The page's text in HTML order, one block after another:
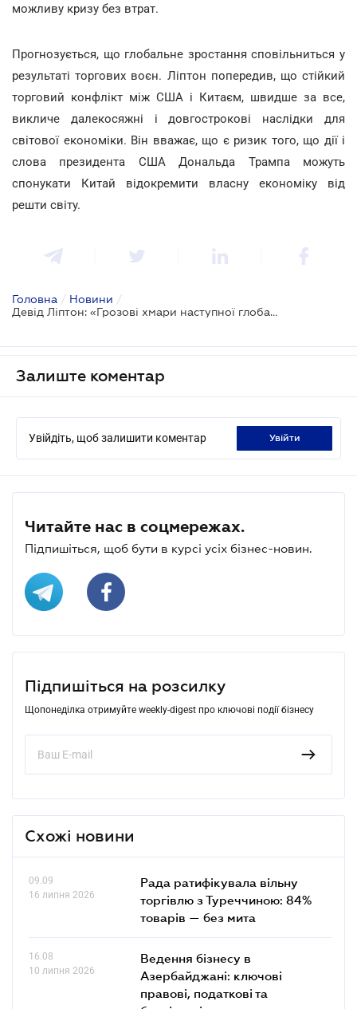
можливу кризу без втрат.
Прогнозується, що глобальне зростання сповільниться у
результаті торгових воєн. Ліптон попередив, що стійкий
торговий конфлікт між США і Китаєм, швидше за все,
викличе далекосяжні і довгострокові наслідки для
світової економіки. Він вважає, що є ризик того, що дії і
слова президента США Дональда Трампа можуть
спонукати Китай відокремити власну економіку від
решти світу.
Головна / Новини /
Девід Ліптон: «Грозові хмари наступної глобальної фінансової кризи вже збираються»
Залиште коментар
Увійдіть, щоб залишити коментар увійти
Читайте нас в соцмережах.
Підпишіться, щоб бути в курсі усіх бізнес-новин.
Підпишіться на розсилку
Щопонеділка отримуйте weekly-digest про ключові події бізнесу
Схожі новини
09.09
16 липня 2026
Рада ратифікувала вільну
торгівлю з Туреччиною: 84%
товарів — без мита
16.08
10 липня 2026
Ведення бізнесу в
Азербайджані: ключові
правові, податкові та